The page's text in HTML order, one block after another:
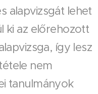
alapvizsgát lehet
ki az előrehozott
így lesz
nem
tanulmányok